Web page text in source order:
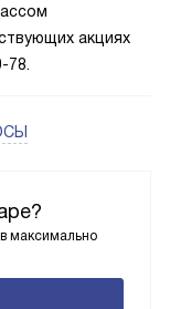
максимально
акциях
78.